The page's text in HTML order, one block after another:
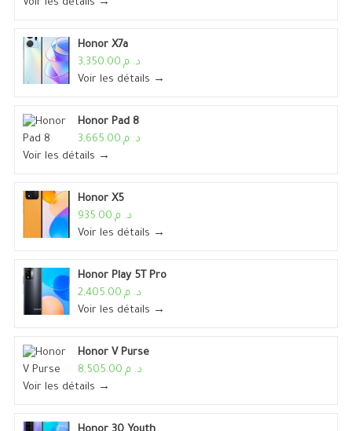
Voir les détails →
Honor X7a
د. م.3,350.00
Voir les détails →
Honor Pad 8
د. م.3,665.00
Voir les détails →
Honor X5
د. م.935.00
Voir les détails →
Honor Play 5T Pro
د. م.2,405.00
Voir les détails →
Honor V Purse
د. م.8,505.00
Voir les détails →